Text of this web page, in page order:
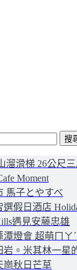
溜滑梯 26公尺
Moment
馬子とやすべ
選假日酒店
遇見安藤忠雄
潭燈會 超萌ㄇㄚ
岩。米其林一星
崗秋日芒草